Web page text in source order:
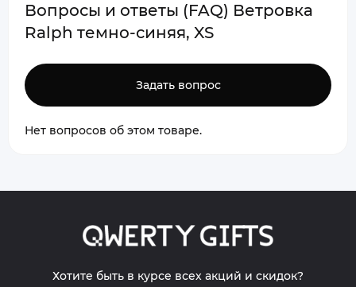
Вопросы и ответы (FAQ) Ветровка
Ralph темно-синяя, XS
Задать вопрос
Нет вопросов об этом товаре.
Хотите быть в курсе всех акций и скидок?